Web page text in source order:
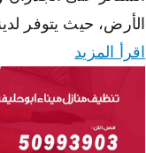
الأرض، حيث يتوفر
اقرأ المزيد